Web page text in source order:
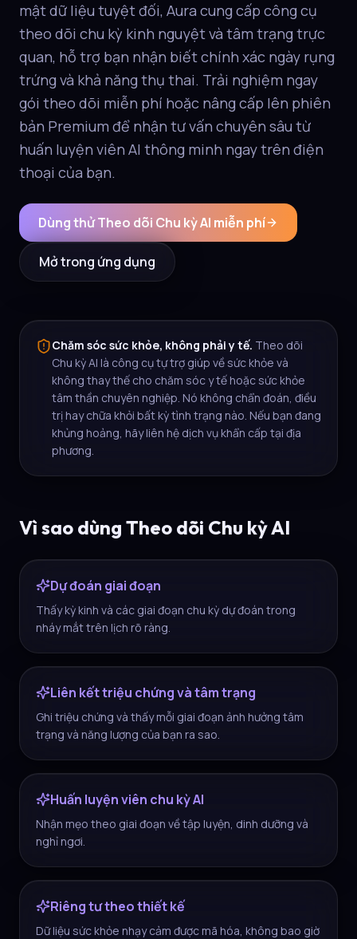
mật dữ liệu tuyệt đối, Aura cung cấp công cụ
theo dõi chu kỳ kinh nguyệt và tâm trạng trực
quan, hỗ trợ bạn nhận biết chính xác ngày rụng
trứng và khả năng thụ thai. Trải nghiệm ngay
gói theo dõi miễn phí hoặc nâng cấp lên phiên
bản Premium để nhận tư vấn chuyên sâu từ
huấn luyện viên AI thông minh ngay trên điện
thoại của bạn.
Dùng thử Theo dõi Chu kỳ AI miễn phí
Mở trong ứng dụng
Chăm sóc sức khỏe, không phải y tế. Theo dõi
Chu kỳ AI là công cụ tự trợ giúp về sức khỏe và
không thay thế cho chăm sóc y tế hoặc sức khỏe
tâm thần chuyên nghiệp. Nó không chẩn đoán, điều
trị hay chữa khỏi bất kỳ tình trạng nào. Nếu bạn đang
khủng hoảng, hãy liên hệ dịch vụ khẩn cấp tại địa
phương.
Vì sao dùng Theo dõi Chu kỳ AI
Dự đoán giai đoạn
Thấy kỳ kinh và các giai đoạn chu kỳ dự đoán trong
nháy mắt trên lịch rõ ràng.
Liên kết triệu chứng và tâm trạng
Ghi triệu chứng và thấy mỗi giai đoạn ảnh hưởng tâm
trạng và năng lượng của bạn ra sao.
Huấn luyện viên chu kỳ AI
Nhận mẹo theo giai đoạn về tập luyện, dinh dưỡng và
nghỉ ngơi.
Riêng tư theo thiết kế
Dữ liệu sức khỏe nhạy cảm được mã hóa, không bao giờ